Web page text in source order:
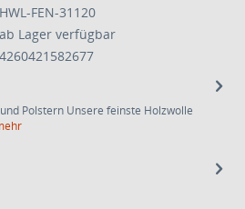
HWL-FEN-31120
ab Lager verfügbar
4260421582677
Polstern Unsere feinste Holzwolle